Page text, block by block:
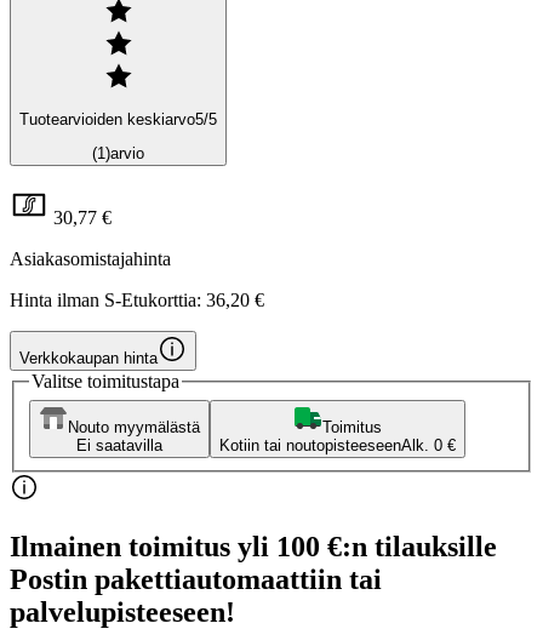
Tuotearvioiden keskiarvo5/5
(1)arvio
30,77 €
Asiakasomistajahinta
Hinta ilman S-Etukorttia: 36,20 €
Verkkokaupan hinta
Valitse toimitustapa
Nouto myymälästä
Ei saatavilla
Toimitus
Kotiin tai noutopisteeseenAlk. 0 €
Ilmainen toimitus yli 100 €:n tilauksille
Postin pakettiautomaattiin tai
palvelupisteeseen!